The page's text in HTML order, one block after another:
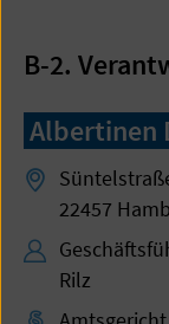
B-2.
Albertinen
22457
Rilz